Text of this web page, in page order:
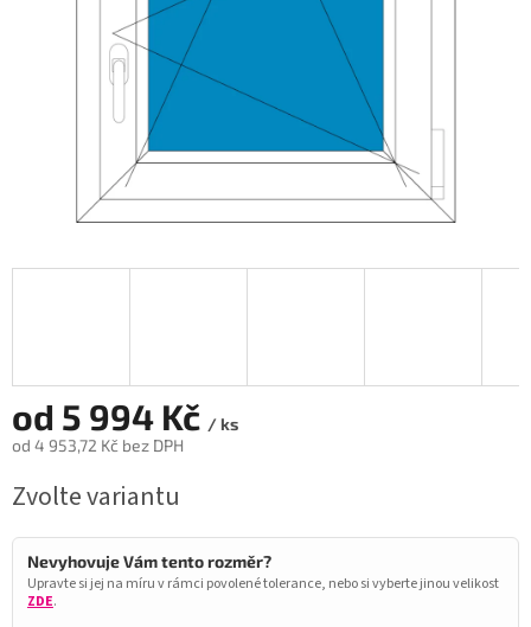
od 5 994 Kč / ks
od 4 953,72 Kč bez DPH
cena:
Zvolte variantu
Nevyhovuje Vám tento rozměr?
Upravte si jej na míru v rámci povolené tolerance, nebo si vyberte jinou velikost
ZDE.